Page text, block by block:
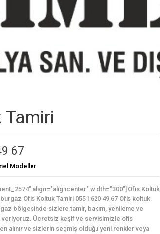
Tamiri
67
Modeller
align="aligncenter" width="300"] Ofis Koltuk
Ofis Koltuk Tamiri 0551 620 49 67 Ofis koltuk
bölgesinde sizlere tamir, bakım, yenileme ve
veriyoruz. Ücretsiz keşif ve servisimizle ofis
alınır ve sizlerin seçmiş olduğu yeni renkler veya